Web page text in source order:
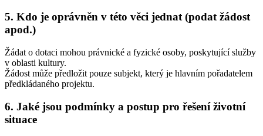
5. Kdo je oprávněn v této věci jednat (podat žádost
apod.)
Žádat o dotaci mohou právnické a fyzické osoby, poskytující služby
v oblasti kultury.
Žádost může předložit pouze subjekt, který je hlavním pořadatelem
předkládaného projektu.
6. Jaké jsou podmínky a postup pro řešení životní
situace